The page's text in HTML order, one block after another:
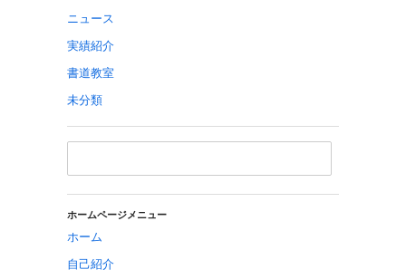
ニュース
実績紹介
書道教室
未分類
ホームページメニュー
ホーム
自己紹介